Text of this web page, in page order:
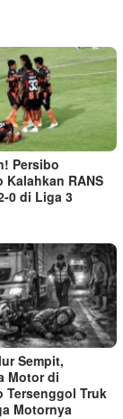
Persibo
Kalahkan RANS
0 di Liga 3
Sempit,
Motor di
Tersenggol Truk
Motornya